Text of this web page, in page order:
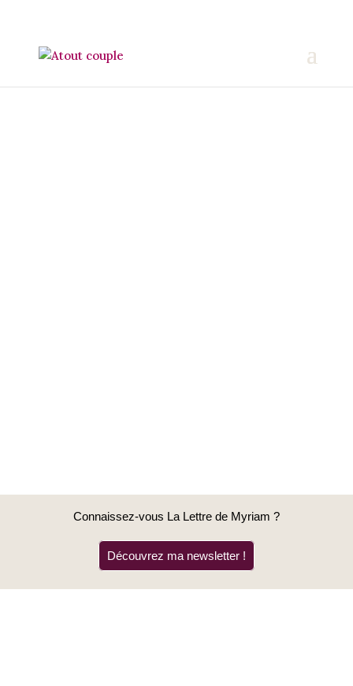
Connaissez-vous La Lettre de Myriam ?
Découvrez ma newsletter !